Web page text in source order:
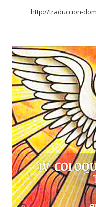
http://traduccion-